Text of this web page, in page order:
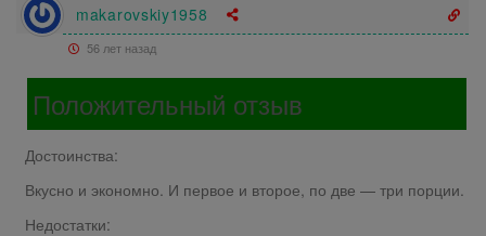
makarovskiy1958
56 лет назад
Положительный отзыв
Достоинства:
Вкусно и экономно. И первое и второе, по две — три порции.
Недостатки: